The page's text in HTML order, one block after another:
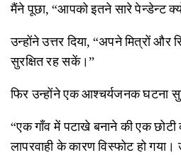
मैंने पूछा, “आपको इतने सारे पेन्डेन्ट
उन्होंने उत्तर दिया, “अपने मित्रों और
सुरक्षित रह सकें।”
फिर उन्होंने एक आश्चर्यजनक घटना
“एक गाँव में पटाखे बनाने की एक छोटी
लापरवाही के कारण विस्फोट हो